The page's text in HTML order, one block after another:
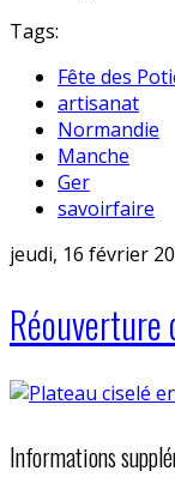
Tags:
Fête des
artisanat
Normandie
Manche
Ger
savoirfaire
jeudi, 16 février
Réouverture
Informations